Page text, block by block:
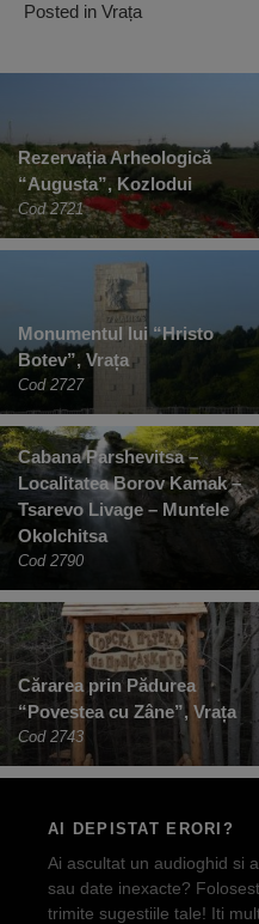
Posted in Vrața
Rezervația Arheologică
“Augusta”, Kozlodui
Cod 2721
Monumentul lui “Hristo
Botev”, Vrața
Cod 2727
Cabana Parshevitsa –
Localitatea Borov Kamak –
Tsarevo Livage – Muntele
Okolchitsa
Cod 2790
Cărarea prin Pădurea
“Povestea cu Zâne”, Vrața
Cod 2743
AI DEPISTAT ERORI?
Ai ascultat un audioghid si
sau date inexacte?
trimite sugestiile tale! Iti